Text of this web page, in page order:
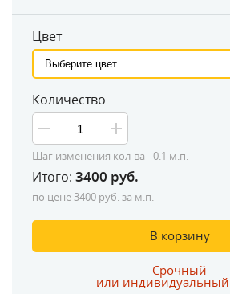
Цвет
Количество
Шаг изменения кол-ва - 0.1 м.п.
Итого: 3400 руб.
по цене 3400 руб. за м.п.
В корзину
Срочный
или индивидуальный